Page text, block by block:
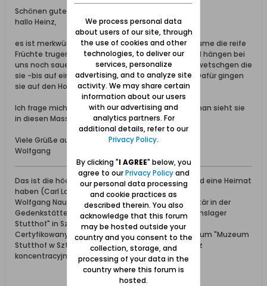
Schönen guten Abend,
hallo Heinz,
es ist merkwürdig: Sie stürzten sich nur auf die Bäume die reife
Früchte trugen. Die Birnen waren überreif, die Äpfel hängen bei
uns noch sauer an den Bäumen. Ähnlich wie die Zwetschgen die
sie -bis auf einen Baum- ebenfalls verschonten. Dafür gingen
sie auf den Holunder los.
Ich frage mich immer wo die Stare sonst sind... - man sieht sie
in diesen Massen nur bei Ankunft und Abflug.
Viele Grüße aus dem nun starenfreien Werder
Wolfgang
Das ist die höchste aller Gaben: Geborgen sein und eine Heimat
haben (Carl Lange)
Wolfgang Naujocks: Zertifizierter Führer und Volontär in der
Gedenkstätte/Museum "Deutsches Konzentrationslager
Stutthof" in Sztutowo
Certyfikowany przewodnik i wolontariusz po muzeum "Muzeum
Stutthof w Sztutowie - Niemiecki nazistowski obóz
koncentracyjny i zagłady"
We process personal data
about users of our site, through
the use of cookies and other
technologies, to deliver our
services, personalize
advertising, and to analyze site
activity. We may share certain
information about our users
with our advertising and
analytics partners. For
additional details, refer to our
Privacy Policy.
By clicking "I AGREE" below, you
agree to ourPrivacy Policyand
our personal data processing
and cookie practices as
described therein. You also
acknowledge that this forum
may be hosted outside your
country and you consent to the
collection, storage, and
processing of your data in the
country where this forum is
hosted.